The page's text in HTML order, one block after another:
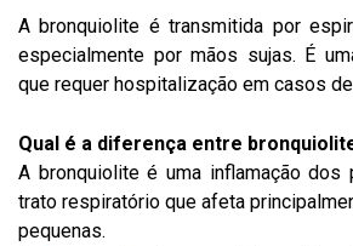
A bronquiolite é transmitida por
especialmente por mãos sujas. É
que requer hospitalização em casos
Qual é a diferença entre
A bronquiolite é uma inflamação dos
trato respiratório que afeta
pequenas.